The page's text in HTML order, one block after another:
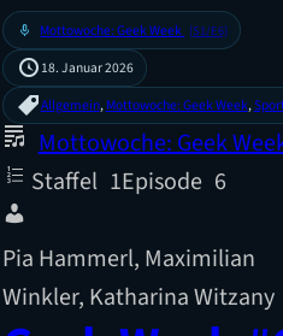
mic Mottowoche: Geek Week [S1/E6]
18. Januar 2026
Allgemein, Mottowoche: Geek Week,
Mottowoche: Geek
Staffel 1Episode 6
Pia Hammerl, Maximilian
Winkler, Katharina Witzany